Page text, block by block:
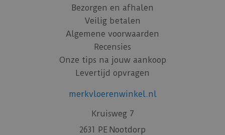
Bezorgen en afhalen
Veilig betalen
Algemene voorwaarden
Recensies
Onze tips na jouw aankoop
Levertijd opvragen
merkvloerenwinkel.nl
Kruisweg 7
2631 PE Nootdorp